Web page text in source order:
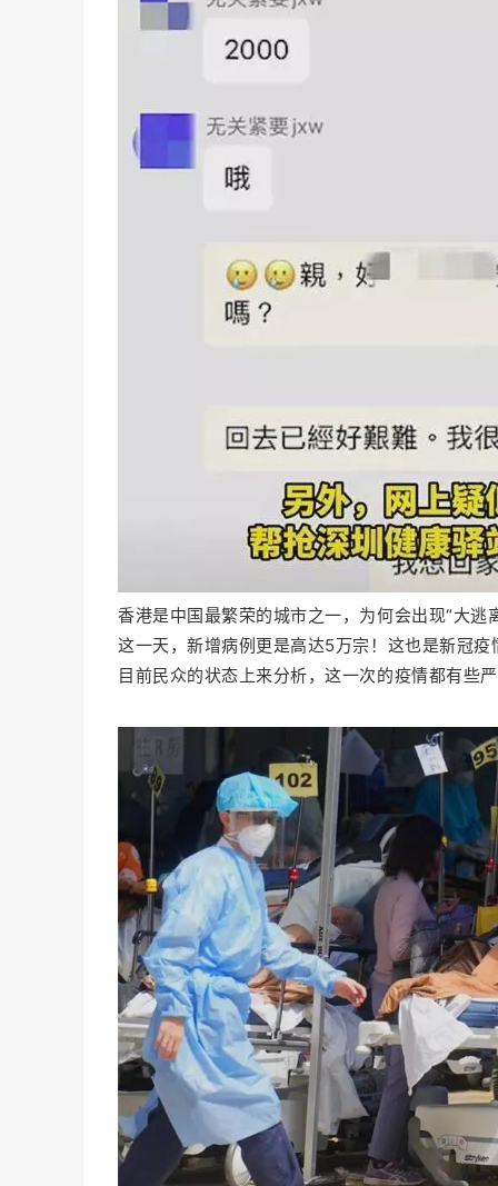
香港是中国最繁荣的城市之一，为何会出现“大逃
这一天，新增病例更是高达5万宗！这也是新冠
目前民众的状态上来分析，这一次的疫情都有些